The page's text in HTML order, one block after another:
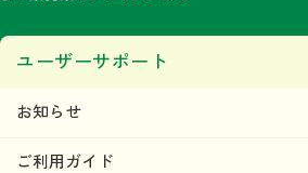
ユーザーサポート
お知らせ
ご利用ガイド